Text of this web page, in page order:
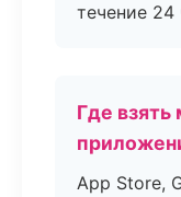
течение 24
Где
App Store,